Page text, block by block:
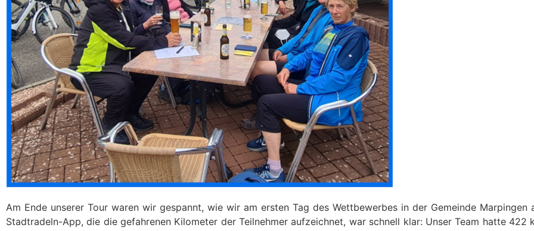
Am Ende unserer Tour waren wir gespannt, wie wir am ersten Tag des Wettbewerbes in der Gemeinde Marpingen
Stadtradeln-App, die die gefahrenen Kilometer der Teilnehmer aufzeichnet, war schnell klar: Unser Team hatte